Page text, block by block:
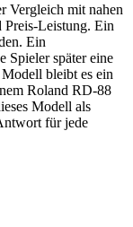
Vergleich mit nahen
Leistung. Ein
Ein
Spieler später eine
bleibt es ein
Roland RD-88
Modell als
für jede